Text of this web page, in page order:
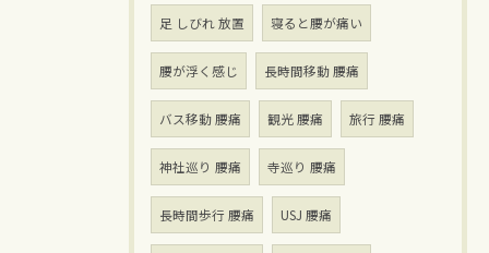
足 しびれ 放置 寝ると腰が痛い
腰が浮く感じ 長時間移動 腰痛
バス移動 腰痛 観光 腰痛 旅行 腰痛
神社巡り 腰痛 寺巡り 腰痛
長時間歩行 腰痛 USJ 腰痛